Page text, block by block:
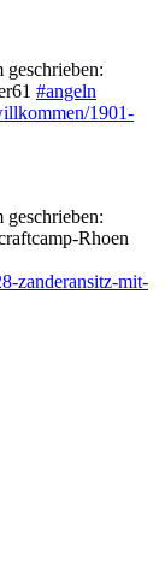
#angeln
kommen/1901-
Rhoen
zanderansitz-mit-